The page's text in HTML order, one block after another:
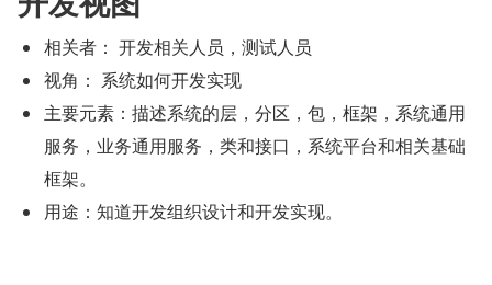
相关者： 开发相关人员，测试人员
视角： 系统如何开发实现
主要元素：描述系统的层，分区，包，框架，系统通用
服务，业务通用服务，类和接口，系统平台和相关基础
框架。
用途：知道开发组织设计和开发实现。